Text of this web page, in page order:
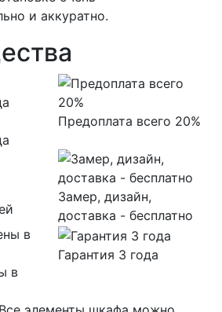
и аккуратно.
Предоплата всего 20%
Замер, дизайн,
доставка - бесплатно
в
Гарантия 3 года